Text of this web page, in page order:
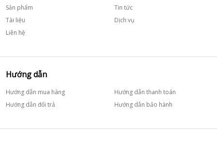
Sản phẩm
Tin tức
Tài liệu
Dịch vụ
Liên hệ
Hướng dẫn
Hướng dẫn mua hàng
Hướng dẫn thanh toán
Hướng dẫn đổi trả
Hướng dẫn bảo hành